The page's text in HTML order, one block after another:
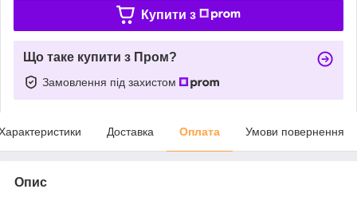
Купити з
Що таке купити з Пром?
Замовлення під захистом
Доставка Оплата Умови повернення
Опис